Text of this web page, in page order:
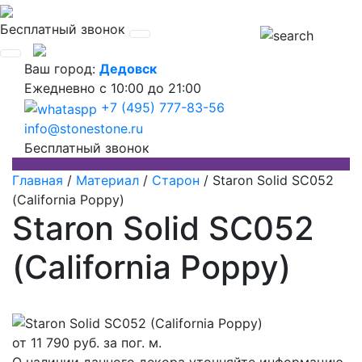
Бесплатный звонок
Ваш город: Дедовск
Ежедневно с 10:00 до 21:00
+7 (495) 777-83-56
info@stonestone.ru
Бесплатный звонок
Главная / Материал / Старон / Staron Solid SC052
(California Poppy)
Staron Solid SC052
(California Poppy)
от 11 790 руб. за пог. м.